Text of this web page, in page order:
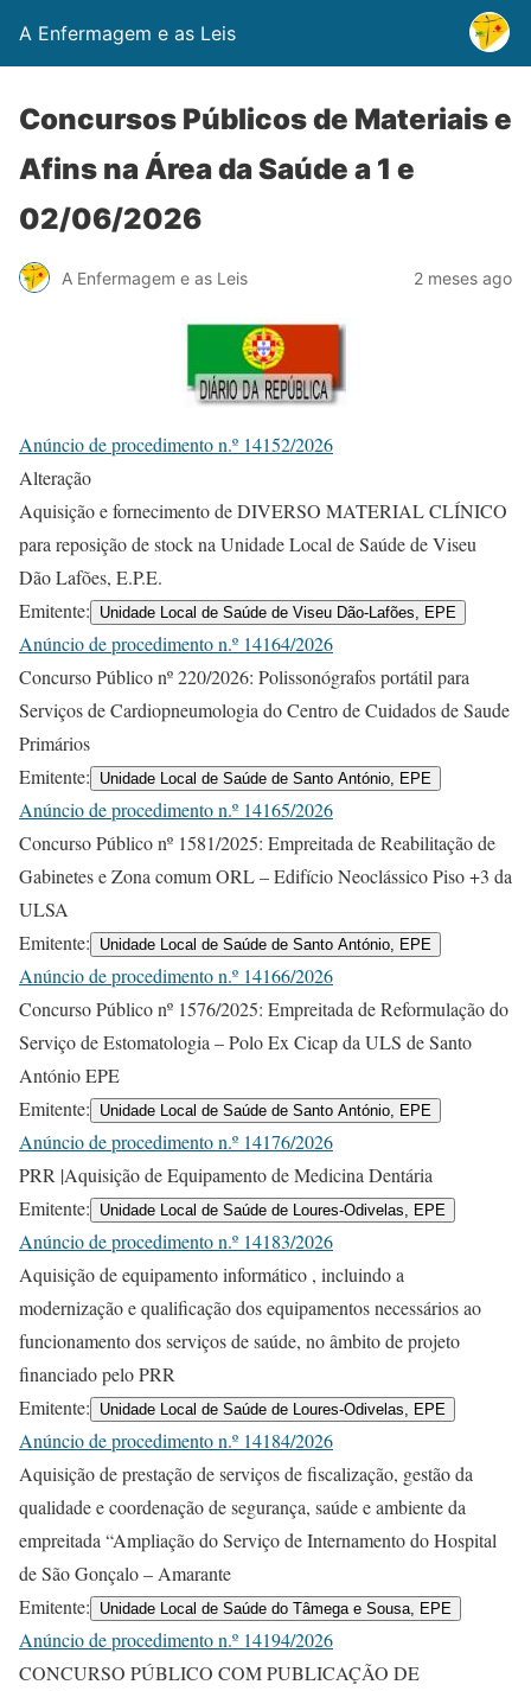
A Enfermagem e as Leis
Concursos Públicos de Materiais e
Afins na Área da Saúde a 1 e
02/06/2026
A Enfermagem e as Leis 2 meses ago
Anúncio de procedimento n.º 14152/2026
Alteração
Aquisição e fornecimento de DIVERSO MATERIAL CLÍNICO
para reposição de stock na Unidade Local de Saúde de Viseu
Dão Lafões, E.P.E.
Emitente:
Unidade Local de Saúde de Viseu Dão-Lafões, EPE
Anúncio de procedimento n.º 14164/2026
Concurso Público nº 220/2026: Polissonógrafos portátil para
Serviços de Cardiopneumologia do Centro de Cuidados de Saude
Primários
Emitente:
Unidade Local de Saúde de Santo António, EPE
Anúncio de procedimento n.º 14165/2026
Concurso Público nº 1581/2025: Empreitada de Reabilitação de
Gabinetes e Zona comum ORL – Edifício Neoclássico Piso +3 da
ULSA
Emitente:
Unidade Local de Saúde de Santo António, EPE
Anúncio de procedimento n.º 14166/2026
Concurso Público nº 1576/2025: Empreitada de Reformulação do
Serviço de Estomatologia – Polo Ex Cicap da ULS de Santo
António EPE
Emitente:
Unidade Local de Saúde de Santo António, EPE
Anúncio de procedimento n.º 14176/2026
PRR |Aquisição de Equipamento de Medicina Dentária
Emitente:
Unidade Local de Saúde de Loures-Odivelas, EPE
Anúncio de procedimento n.º 14183/2026
Aquisição de equipamento informático , incluindo a
modernização e qualificação dos equipamentos necessários ao
funcionamento dos serviços de saúde, no âmbito de projeto
financiado pelo PRR
Emitente:
Unidade Local de Saúde de Loures-Odivelas, EPE
Anúncio de procedimento n.º 14184/2026
Aquisição de prestação de serviços de fiscalização, gestão da
qualidade e coordenação de segurança, saúde e ambiente da
empreitada “Ampliação do Serviço de Internamento do Hospital
de São Gonçalo – Amarante
Emitente:
Unidade Local de Saúde do Tâmega e Sousa, EPE
Anúncio de procedimento n.º 14194/2026
CONCURSO PÚBLICO COM PUBLICAÇÃO DE